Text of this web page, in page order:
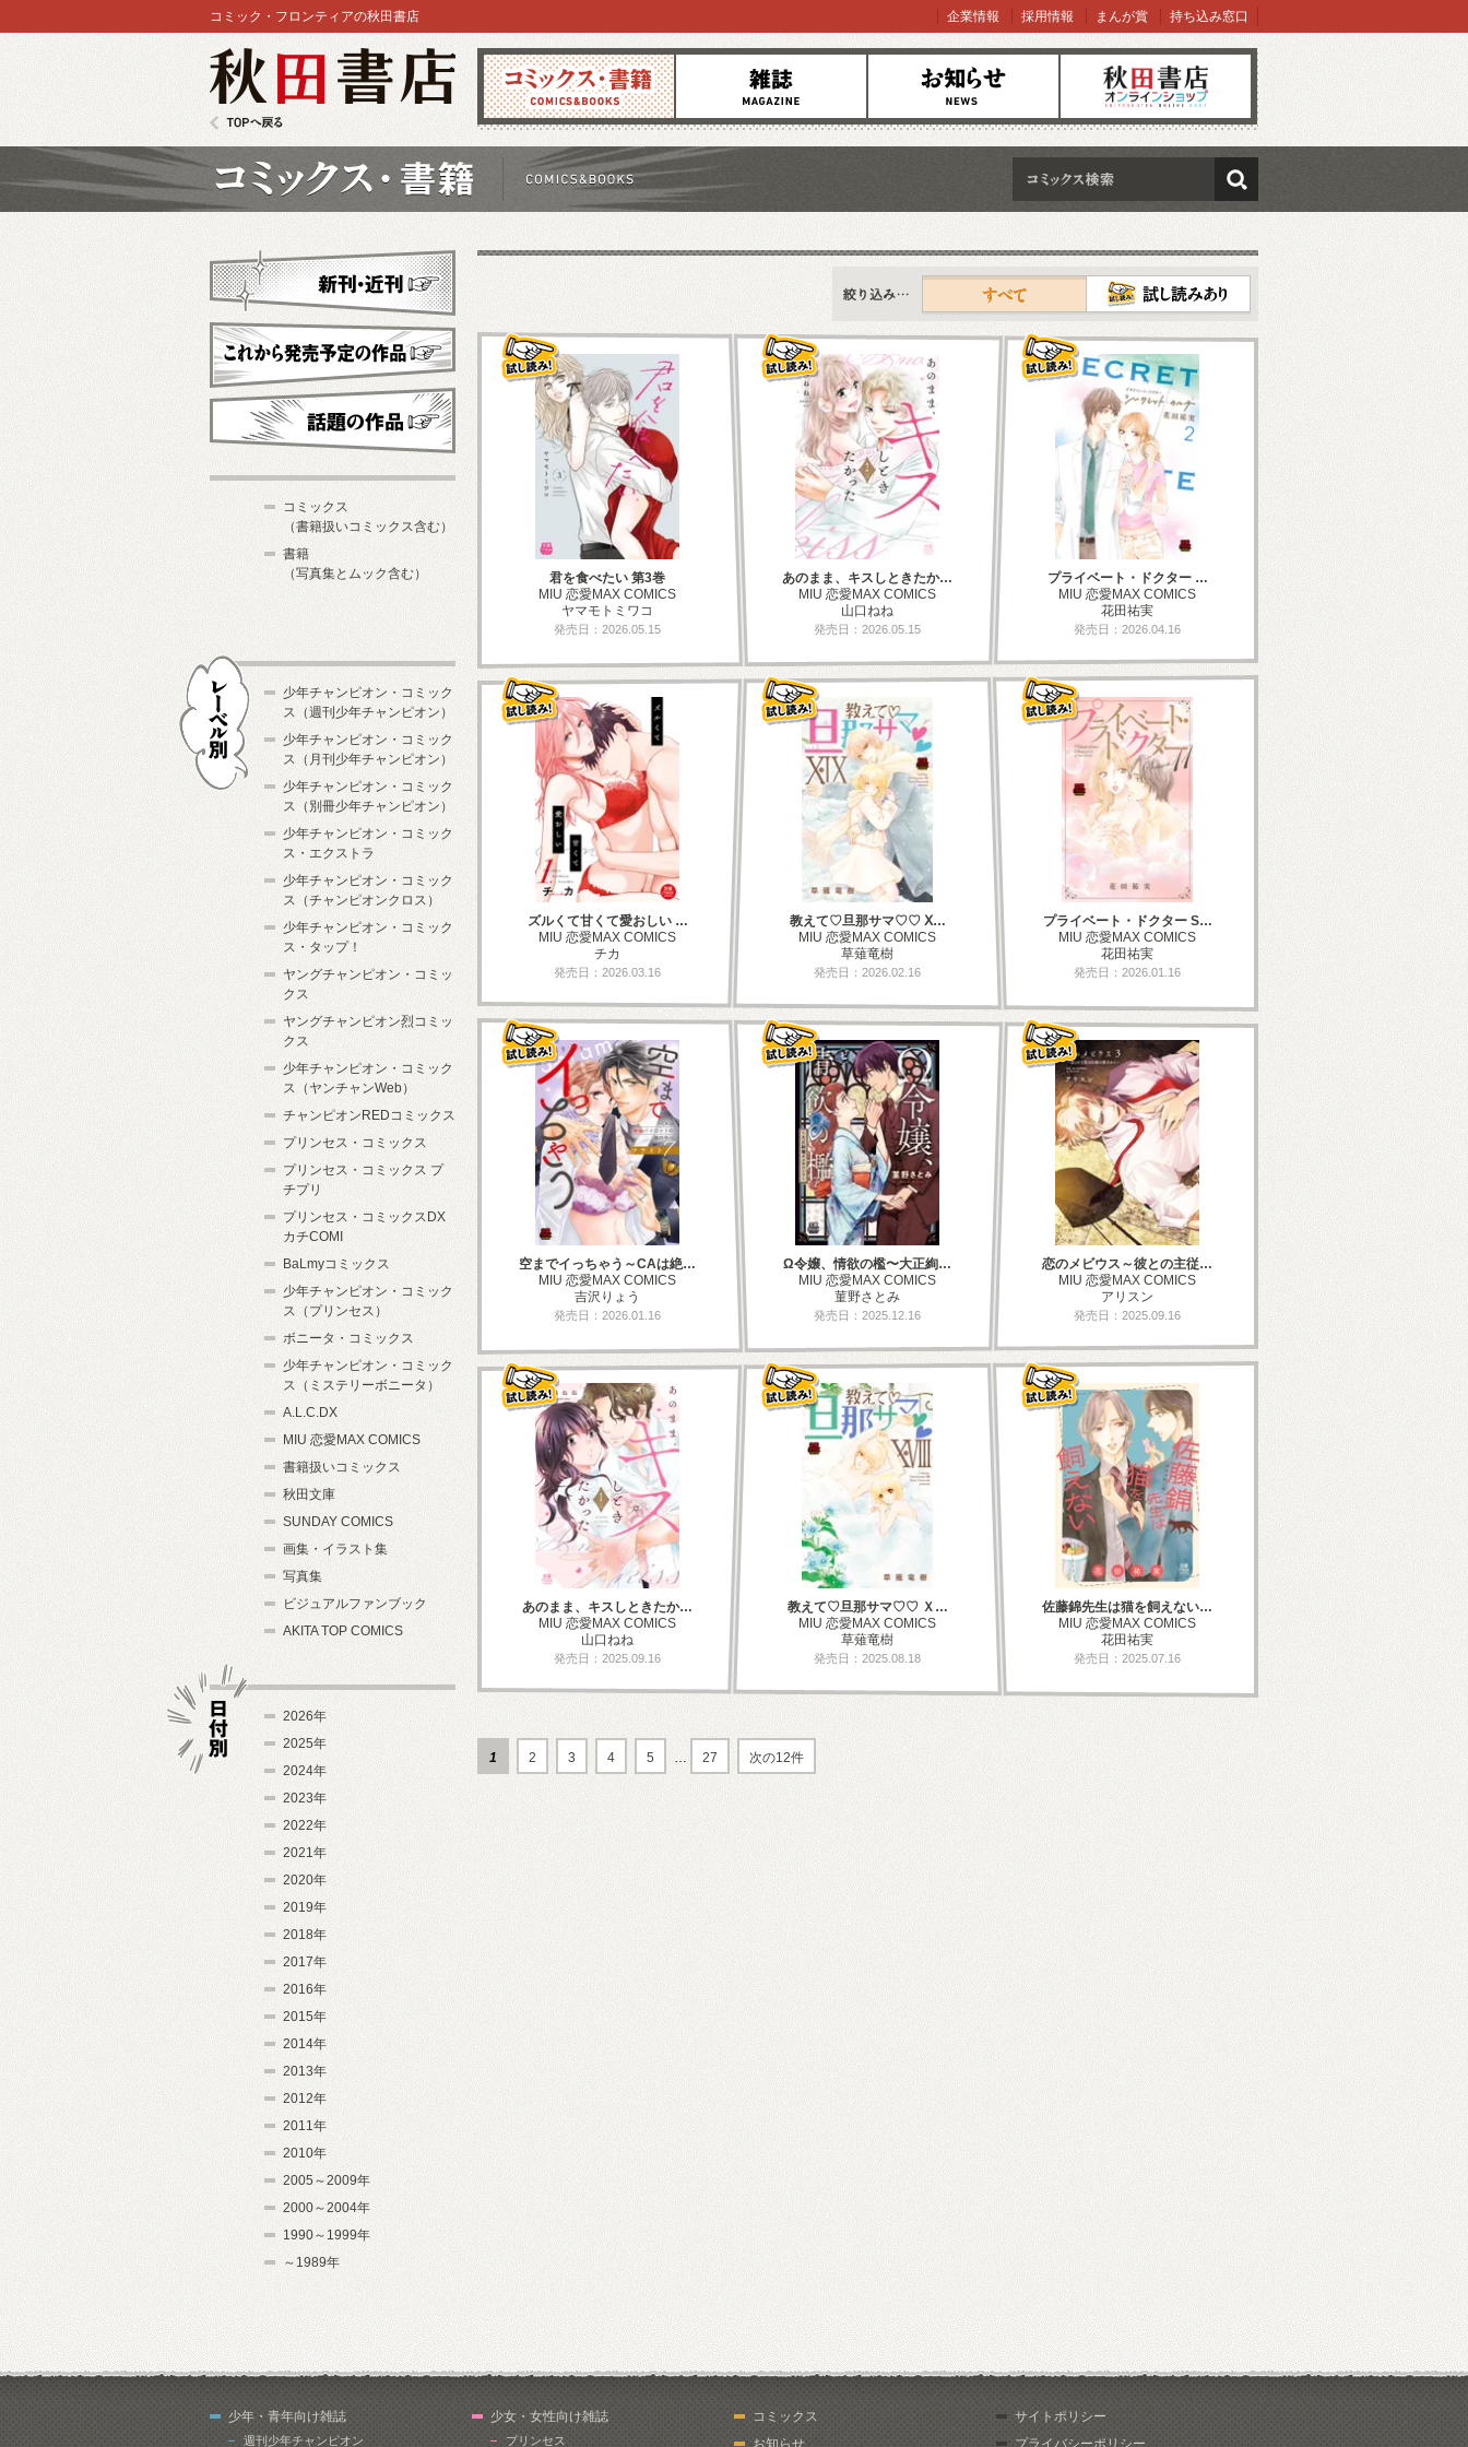
コミックス 雑誌 お知らせ オンラインショップ
コミック・フロンティアの秋田書店 企業情報 採用情報 まんが賞 持ち込み窓口
検索
新刊情報
すべて
君を食べたい 第3巻
MIU 恋愛MAX COMICS
ヤマモトミワコ
発売日：2026.05.15
あのまま、キスしときたか…
MIU 恋愛MAX COMICS
山口ねね
発売日：2026.05.15
プライベート・ドクター …
MIU 恋愛MAX COMICS
花田祐実
発売日：2026.04.16
ズルくて甘くて愛おしい …
MIU 恋愛MAX COMICS
チカ
発売日：2026.03.16
教えて♡旦那サマ♡♡ Ⅹ…
MIU 恋愛MAX COMICS
草薙竜樹
発売日：2026.02.16
プライベート・ドクター S…
MIU 恋愛MAX COMICS
花田祐実
発売日：2026.01.16
空までイっちゃう～CAは絶…
MIU 恋愛MAX COMICS
吉沢りょう
発売日：2026.01.16
Ω令嬢、情欲の檻〜大正絢…
MIU 恋愛MAX COMICS
菫野さとみ
発売日：2025.12.16
恋のメビウス～彼との主従…
MIU 恋愛MAX COMICS
アリスン
発売日：2025.09.16
あのまま、キスしときたか…
MIU 恋愛MAX COMICS
山口ねね
発売日：2025.09.16
教えて♡旦那サマ♡♡ Ｘ…
MIU 恋愛MAX COMICS
草薙竜樹
発売日：2025.08.18
佐藤錦先生は猫を飼えない…
MIU 恋愛MAX COMICS
花田祐実
発売日：2025.07.16
1 2 3 4 5 … 27 次の12件
新刊・近刊
これから発売予定
コミックス
（書籍扱いコミックス含む）
書籍
（写真集とムック含む）
少年チャンピオン・コミック
ス（週刊少年チャンピオン）
少年チャンピオン・コミック
ス（月刊少年チャンピオン）
少年チャンピオン・コミック
ス（別冊少年チャンピオン）
少年チャンピオン・コミック
ス・エクストラ
少年チャンピオン・コミック
ス（チャンピオンクロス）
少年チャンピオン・コミック
ス・タップ！
ヤングチャンピオン・コミッ
クス
ヤングチャンピオン烈コミッ
クス
少年チャンピオン・コミック
ス（ヤンチャンWeb）
チャンピオンREDコミックス
プリンセス・コミックス
プリンセス・コミックス プ
チプリ
プリンセス・コミックスDX
カチCOMI
BaLmyコミックス
少年チャンピオン・コミック
ス（プリンセス）
ボニータ・コミックス
少年チャンピオン・コミック
ス（ミステリーボニータ）
A.L.C.DX
MIU 恋愛MAX COMICS
書籍扱いコミックス
秋田文庫
SUNDAY COMICS
画集・イラスト集
写真集
ビジュアルファンブック
AKITA TOP COMICS
2026年
2025年
2024年
2023年
2022年
2021年
2020年
2019年
2018年
2017年
2016年
2015年
2014年
2013年
2012年
2011年
2010年
2005～2009年
2000～2004年
1990～1999年
～1989年
少年・青年向け雑誌
週刊少年チャンピオン
少女・女性向け雑誌
プリンセス
コミックス
お知らせ
サイトポリシー
プライバシーポリシー